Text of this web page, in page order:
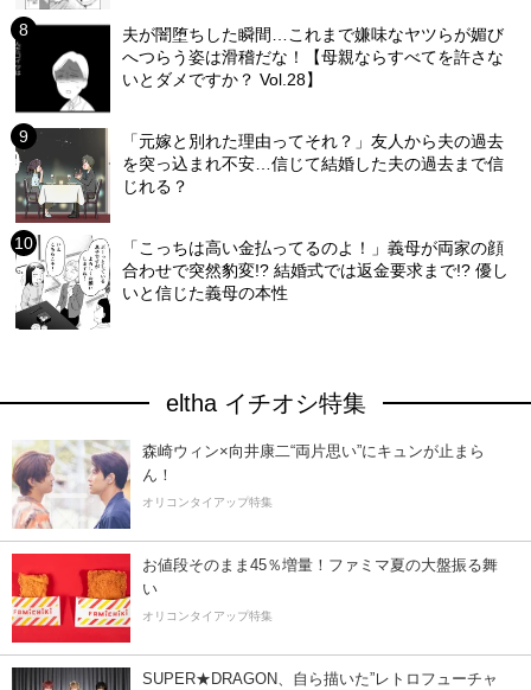
夫が闇堕ちした瞬間…これまで嫌味なヤツらが媚び
へつらう姿は滑稽だな！【母親ならすべてを許さな
いとダメですか？ Vol.28】
「元嫁と別れた理由ってそれ？」友人から夫の過去
を突っ込まれ不安…信じて結婚した夫の過去まで信
じれる？
「こっちは高い金払ってるのよ！」義母が両家の顔
合わせで突然豹変!? 結婚式では返金要求まで!? 優し
いと信じた義母の本性
eltha イチオシ特集
森崎ウィン×向井康二“両片思い”にキュンが止まら
ん！
オリコンタイアップ特集
お値段そのまま45％増量！ファミマ夏の大盤振る舞
い
オリコンタイアップ特集
SUPER★DRAGON、自ら描いた”レトロフューチャ